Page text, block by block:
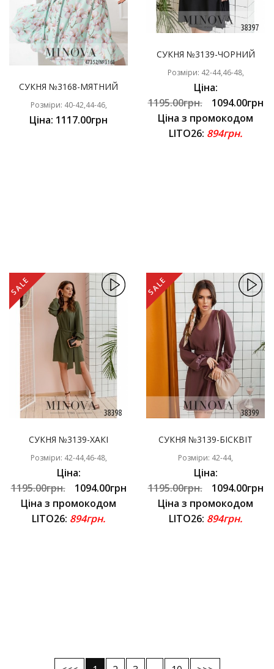
СУКНЯ №3168-МЯТНИЙ
Розміри: 40-42,44-46,
Ціна: 1117.00грн
СУКНЯ №3139-ЧОРНИЙ
Розміри: 42-44,46-48,
Ціна:
1195.00грн.
1094.00грн
Ціна з промокодом
LITO26: 894грн.
SALE
СУКНЯ №3139-ХАКІ
Розміри: 42-44,46-48,
Ціна:
1195.00грн.
1094.00грн
Ціна з промокодом
LITO26: 894грн.
SALE
СУКНЯ №3139-БІСКВІТ
Розміри: 42-44,
Ціна:
1195.00грн.
1094.00грн
Ціна з промокодом
LITO26: 894грн.